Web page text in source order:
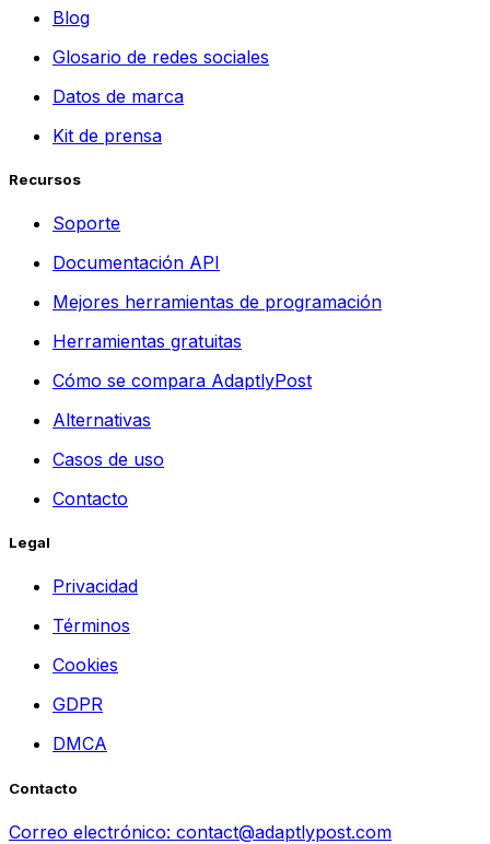
Blog
Glosario de redes sociales
Datos de marca
Kit de prensa
Recursos
Soporte
Documentación API
Mejores herramientas de programación
Herramientas gratuitas
Cómo se compara AdaptlyPost
Alternativas
Casos de uso
Contacto
Legal
Privacidad
Términos
Cookies
GDPR
DMCA
Contacto
Correo electrónico: contact@adaptlypost.com